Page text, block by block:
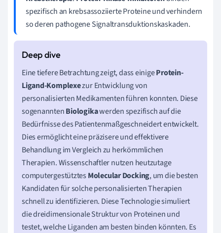
spezifisch an krebsassoziierte Proteine und verhindern
so deren pathogene Signaltransduktionskaskaden.
Eine tiefere Betrachtung zeigt, dass einigeProtein-
Ligand-Komplexezur Entwicklung von
personalisierten Medikamenten führen konnten. Diese
sogenanntenBiologikawerden spezifisch auf die
Bedürfnisse des Patientenmaßgeschneidert entwickelt.
Dies ermöglicht eine präzisere und effektivere
Behandlung im Vergleich zu herkömmlichen
Therapien. Wissenschaftler nutzen heutzutage
computergestütztes Molecular Docking, um die besten
Kandidaten für solche personalisierten Therapien
schnell zu identifizieren. Diese Technologie simuliert
die dreidimensionale Struktur von Proteinen und
testet, welche Liganden am besten binden könnten. Es